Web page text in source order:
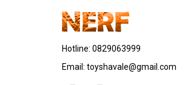
Hotline: 0829063999
Email: toyshavale@gmail.com